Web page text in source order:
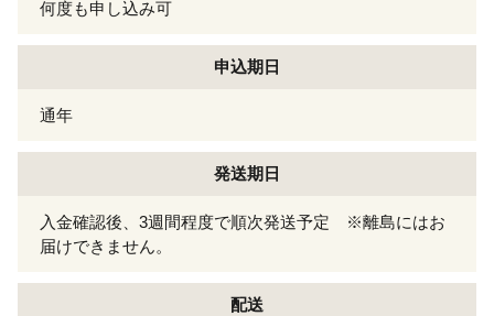
何度も申し込み可
申込期日
通年
発送期日
入金確認後、3週間程度で順次発送予定 ※離島にはお
届けできません。
配送